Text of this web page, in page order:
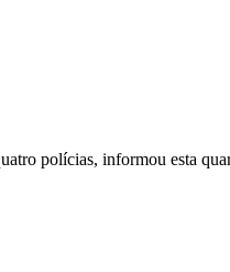
polícias, informou esta